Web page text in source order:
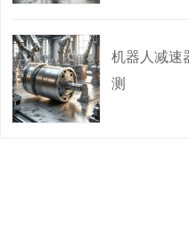
机器人减速
测